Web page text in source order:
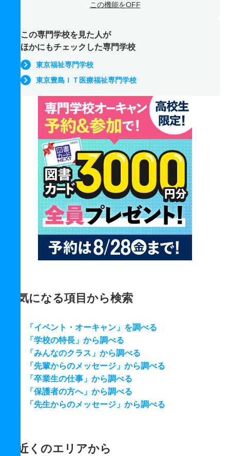
この機能をOFF
この専門学校を見た人が
ほかにもチェックした専門学校
東京福祉専門学校
東京豊島ＩＴ医療福祉専門学校
気になる項目から検索
「イベント・オーキャン」を調べる
「学校の特長」から調べる
「みんなのクラス」から調べる
「先輩からのメッセージ」から調べる
「卒業生の仕事」から調べる
「保護者の方へ」から調べる
「先生からのメッセージ」から調べる
近くのエリアから